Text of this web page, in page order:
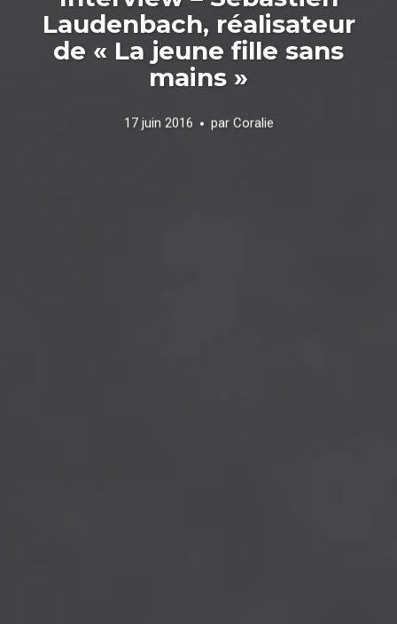
Laudenbach, réalisateur
de « La jeune fille sans
mains »
17 juin 2016 par Coralie